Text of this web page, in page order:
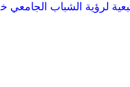
لرؤية الشباب الجامعي خ